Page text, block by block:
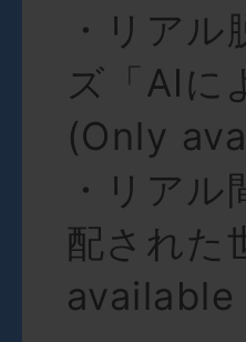
・リア
ズ「AIに
(Only
・リア
配された